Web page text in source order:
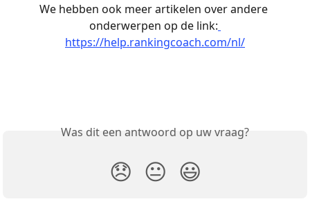
We hebben ook meer artikelen over andere
onderwerpen op de link:
https://help.rankingcoach.com/nl/
Was dit een antwoord op uw vraag?
😞 😐 😃